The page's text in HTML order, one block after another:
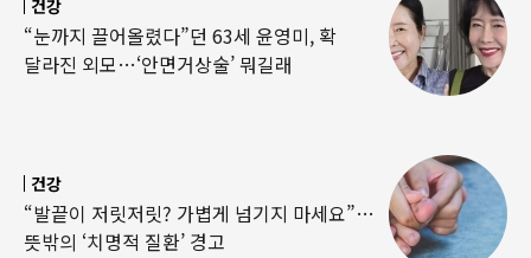
건강
“눈까지 끌어올렸다”던 63세 윤영미, 확
달라진 외모…‘안면거상술’ 뭐길래
건강
“발끝이 저릿저릿? 가볍게 넘기지 마세요”…
뜻밖의 ‘치명적 질환’ 경고